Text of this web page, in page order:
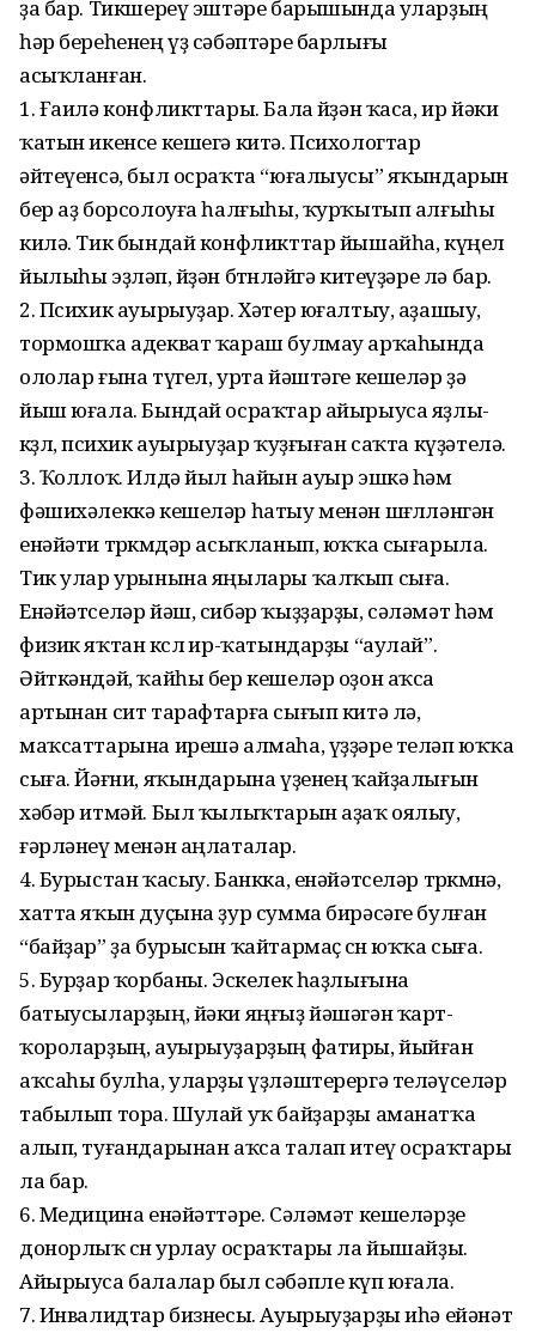
ҙа бар. Тикшереү эштәре барышында уларҙың
һәр береһенең үҙ сәбәптәре барлығы
асыҡланған.
1. Ғаилә конфликттары. Бала өйҙән ҡаса, ир йәки
ҡатын икенсе кешегә китә. Психологтар
әйтеүенсә, был осраҡта “юғалыусы” яҡындарын
бер аҙ борсолоуға һалғыһы, ҡурҡытып алғыһы
килә. Тик бындай конфликттар йышайһа, күңел
йылыһы эҙләп, өйҙән бөтөнләйгә китеүҙәре лә бар.
2. Психик ауырыуҙар. Хәтер юғалтыу, аҙашыу,
тормошҡа адекват ҡараш булмау арҡаһында
ололар ғына түгел, урта йәштәге кешеләр ҙә
йыш юғала. Бындай осраҡтар айырыуса яҙлы-
көҙлө, психик ауырыуҙар ҡуҙғыған саҡта күҙәтелә.
3. Ҡоллоҡ. Илдә йыл һайын ауыр эшкә һәм
фәшихәлеккә кешеләр һатыу менән шөғөлләнгән
енәйәти төркөмдәр асыҡланып, юҡҡа сығарыла.
Тик улар урынына яңылары ҡалҡып сыға.
Енәйәтселәр йәш, сибәр ҡыҙҙарҙы, сәләмәт һәм
физик яҡтан көслө ир-ҡатындарҙы “аулай”.
Әйткәндәй, ҡайһы бер кешеләр оҙон аҡса
артынан сит тарафтарға сығып китә лә,
маҡсаттарына ирешә алмаһа, үҙҙәре теләп юҡҡа
сыға. Йәғни, яҡындарына үҙенең ҡайҙалығын
хәбәр итмәй. Был ҡылыҡтарын аҙаҡ оялыу,
ғәрләнеү менән аңлаталар.
4. Бурыстан ҡасыу. Банкка, енәйәтселәр төркөмөнә,
хатта яҡын дуҫына ҙур сумма бирәсәге булған
“байҙар” ҙа бурысын ҡайтармаҫ өсөн юҡҡа сыға.
5. Бурҙар ҡорбаны. Эскелек һаҙлығына
батыусыларҙың, йәки яңғыҙ йәшәгән ҡарт-
ҡороларҙың, ауырыуҙарҙың фатиры, йыйған
аҡсаһы булһа, уларҙы үҙләштерергә теләүселәр
табылып тора. Шулай уҡ байҙарҙы аманатҡа
алып, туғандарынан аҡса талап итеү осраҡтары
ла бар.
6. Медицина енәйәттәре. Сәләмәт кешеләрҙе
донорлыҡ өсөн урлау осраҡтары ла йышайҙы.
Айырыуса балалар был сәбәпле күп юғала.
7. Инвалидтар бизнесы. Ауырыуҙарҙы иһә ейәнәт